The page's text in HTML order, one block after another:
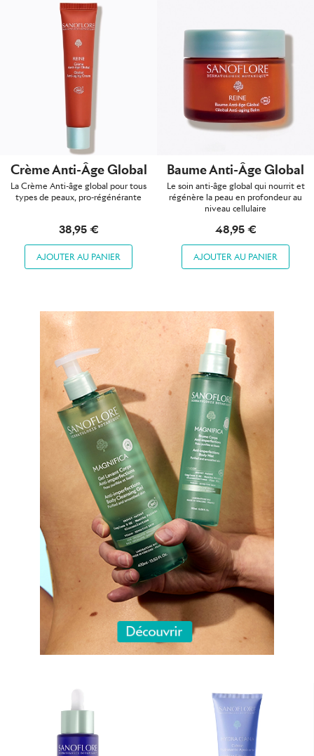
Crème Anti-Âge Global
La Crème Anti-âge global pour tous
types de peaux, pro-régénérante
38,95 €
AJOUTER AU PANIER
Baume Anti-Âge Global
Le soin anti-âge global qui nourrit et
régénère la peau en profondeur au
niveau cellulaire
48,95 €
AJOUTER AU PANIER